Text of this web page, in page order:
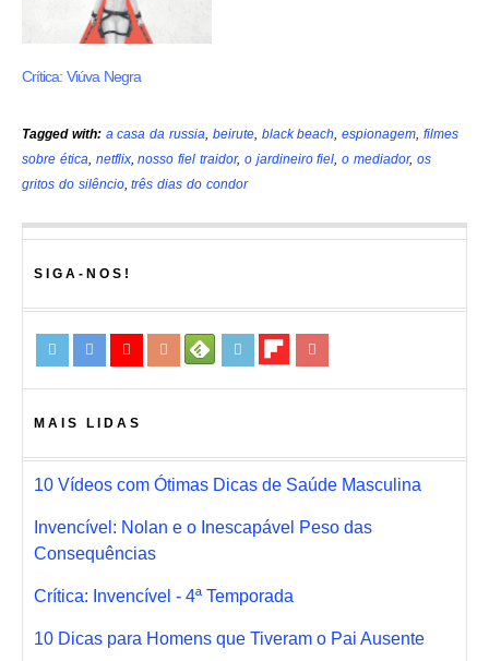
Crítica: Viúva Negra
Tagged with: a casa da russia, beirute, black beach,espionagem,filmes
sobre ética, netflix,nosso fiel traidor, o jardineiro fiel,o mediador, os
gritos do silêncio,três dias do condor
SIGA-NOS!
MAIS LIDAS
10 Vídeos com Ótimas Dicas de Saúde Masculina
Invencível: Nolan e o Inescapável Peso das
Consequências
Crítica: Invencível - 4ª Temporada
10 Dicas para Homens que Tiveram o Pai Ausente